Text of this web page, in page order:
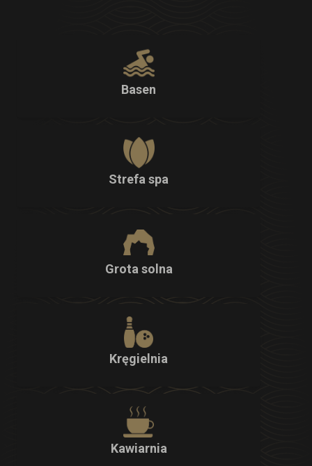
Basen
Strefa spa
Grota solna
Kręgielnia
Kawiarnia